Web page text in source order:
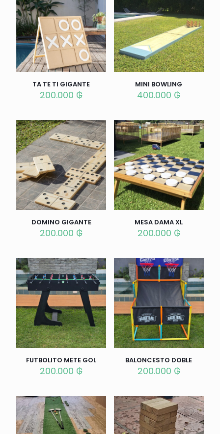
TA TE TI GIGANTE
200.000 ₲
MINI BOWLING
400.000 ₲
DOMINO GIGANTE
200.000 ₲
MESA DAMA XL
200.000 ₲
FUTBOLITO METE GOL
200.000 ₲
BALONCESTO DOBLE
200.000 ₲